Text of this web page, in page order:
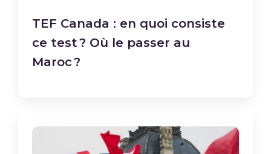
TEF Canada : en quoi consiste
ce test ? Où le passer au
Maroc ?